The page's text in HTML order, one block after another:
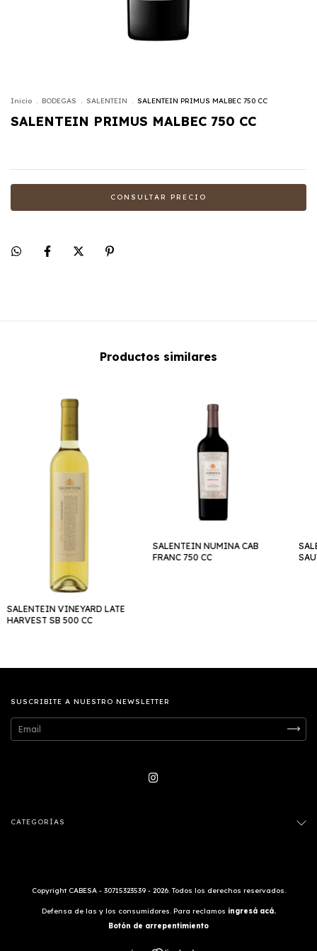
Inicio . BODEGAS . SALENTEIN . SALENTEIN PRIMUS MALBEC 750 CC
SALENTEIN PRIMUS MALBEC 750 CC
Productos similares
SALENTEIN VINEYARD LATE
HARVEST SB 500 CC
SALENTEIN NUMINA CAB
FRANC 750 CC
SUSCRIBITE A NUESTRO NEWSLETTER
CATEGORÍAS
Copyright CABESA - 30715323539 - 2026. Todos los derechos reservados.
Defensa de las y los consumidores. Para reclamos ingresá acá.
Botón de arrepentimiento